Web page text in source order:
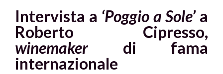
Intervista a ‘Poggio a Sole’ a
Roberto Cipresso,
winemaker di fama
internazionale